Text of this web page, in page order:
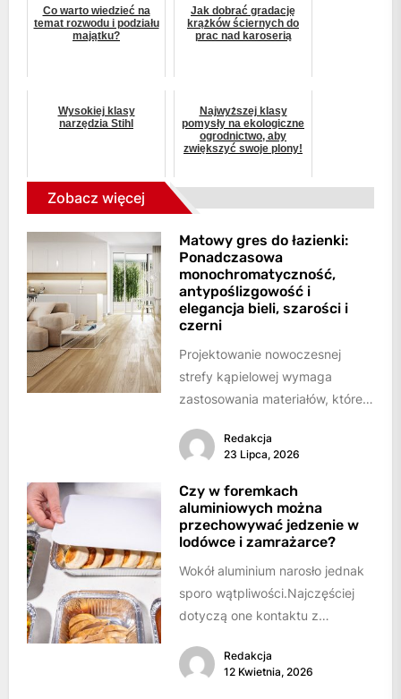
Co warto wiedzieć na
temat rozwodu i podziału
majątku?
Jak dobrać gradację
krążków ściernych do
prac nad karoserią
Wysokiej klasy
narzędzia Stihl
Najwyższej klasy
pomysły na ekologiczne
ogrodnictwo, aby
zwiększyć swoje plony!
Zobacz więcej
Matowy gres do łazienki:
Ponadczasowa
monochromatyczność,
antypoślizgowość i
elegancja bieli, szarości i
czerni
Projektowanie nowoczesnej
strefy kąpielowej wymaga
zastosowania materiałów, które
powściągliwość z
bezkompromisowymi
parametrami bezpieczeństwa.W
te założenia idealnie wpisuje
się...
Redakcja
23 Lipca, 2026
Czy w foremkach
aluminiowych można
przechowywać jedzenie w
lodówce i zamrażarce?
Wokół aluminium narosło jednak
sporo wątpliwości.Najczęściej
dotyczą one kontaktu z
niskiej temperaturze i możliwych
reakcji chemicznych....
Redakcja
12 Kwietnia, 2026